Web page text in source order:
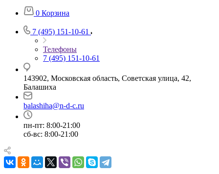
0 Корзина
7 (495) 151-10-61
Телефоны
7 (495) 151-10-61
143902, Московская область, Советская улица, 42,
Балашиха
balashiha@n-d-c.ru
пн-пт: 8:00-21:00
сб-вс: 8:00-21:00